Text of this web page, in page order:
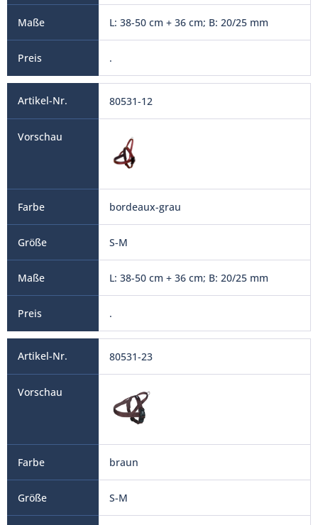
L: 38-50 cm + 36 cm; B: 20/25 mm
.
80531-12
bordeaux-grau
S-M
L: 38-50 cm + 36 cm; B: 20/25 mm
.
80531-23
braun
S-M